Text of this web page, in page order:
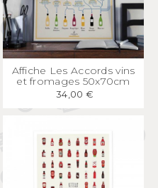
APERÇU RAPIDE
Affiche Les Accords vins
et fromages 50x70cm
34,00 €